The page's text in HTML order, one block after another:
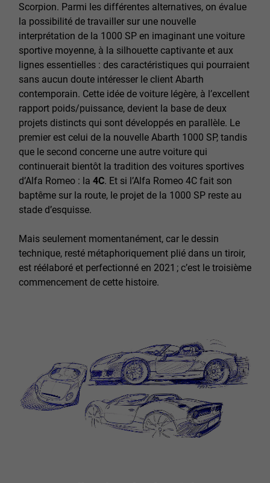
Scorpion. Parmi les différentes alternatives, on évalue
la possibilité de travailler sur une nouvelle
interprétation de la 1000 SP en imaginant une voiture
sportive moyenne, à la silhouette captivante et aux
lignes essentielles : des caractéristiques qui pourraient
sans aucun doute intéresser le client Abarth
contemporain. Cette idée de voiture légère, à l’excellent
rapport poids/puissance, devient la base de deux
projets distincts qui sont développés en parallèle. Le
premier est celui de la nouvelle Abarth 1000 SP, tandis
que le second concerne une autre voiture qui
continuerait bientôt la tradition des voitures sportives
d’Alfa Romeo : la 4C. Et si l’Alfa Romeo 4C fait son
baptême sur la route, le projet de la 1000 SP reste au
stade d’esquisse.
Mais seulement momentanément, car le dessin
technique, resté métaphoriquement plié dans un tiroir,
est réélaboré et perfectionné en 2021 ; c’est le troisième
commencement de cette histoire.